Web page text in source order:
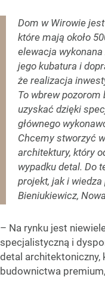
Dom w Wirowie
które mają około
elewacja wykonana
jego kubatura i
że realizacja
To wbrew pozorom
uzyskać dzięki
głównego
Chcemy stworzyć
architektury, który
wypadku detal. Do
projekt, jak i wiedza
Bieniukiewicz,
– Na rynku jest
specjalistyczną i
detal
budownictwa